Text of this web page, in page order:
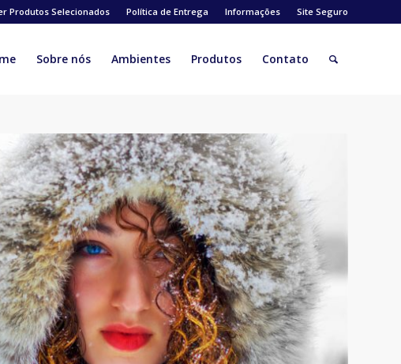
Produtos Selecionados Política de Entrega Informações Site Seguro
Sobre nós Ambientes Produtos Contato